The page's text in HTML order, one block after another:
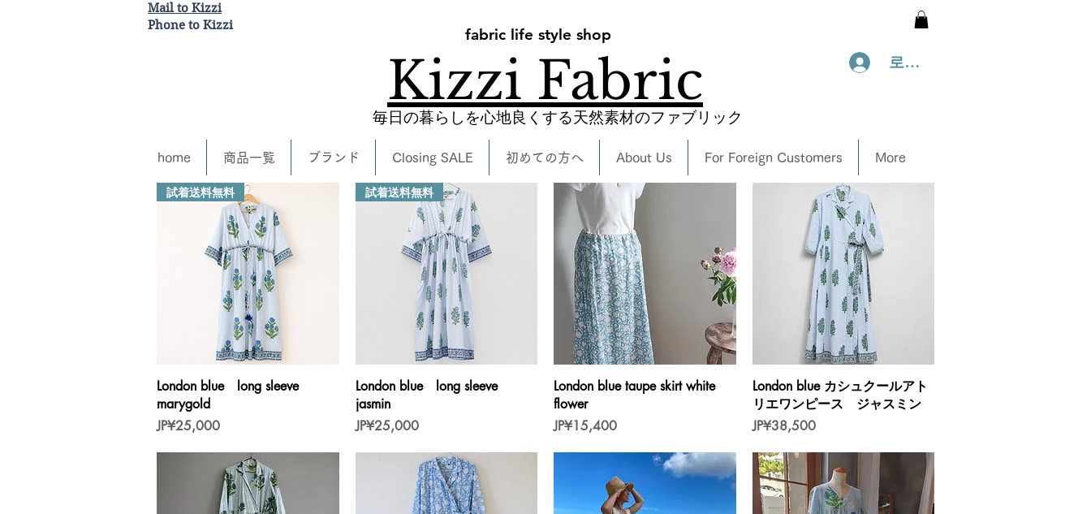
Mail to Kizzi
Phone to Kizzi
fabric life style shop
Kizzi Fabric 로그인
​毎日の暮らしを心地良くする天然素材のファブリック
home 商品一覧 ブランド Closing SALE 初めての方へ About Us For Foreign Customers More
제품보기
試着送料無料
London blue long sleeve
marygold
가격
JP¥25,000
제품보기
試着送料無料
London blue long sleeve
jasmin
가격
JP¥25,000
제품보기
London blue taupe skirt white
flower
가격
JP¥15,400
제품보기
London blue カシュクールアト
リエワンピース ジャスミン
가격
JP¥38,500